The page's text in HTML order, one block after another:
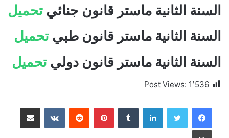
السنة الثانية ماستر قانون جنائيتحميل
السنة الثانية ماستر قانون طبيتحميل
السنة الثانية ماستر قانون دوليتحميل
Post Views: 1٬536
لينكدإن بينتيريست مشاركة عبر البريد
طباعة